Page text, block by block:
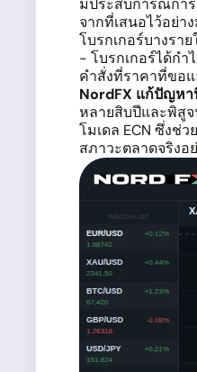
มีประสบการณ์กา
จากที่เสนอไว้อย่า
โบรกเกอร์บางรา
- โบรกเกอร์ได้กำ
คำสั่งที่ราคาที่ขอ
NordFX แก้ปัญหา
หลายสิบปีและพิสูจ
โมเดล ECN ซึ่งช่
สภาวะตลาดจริง